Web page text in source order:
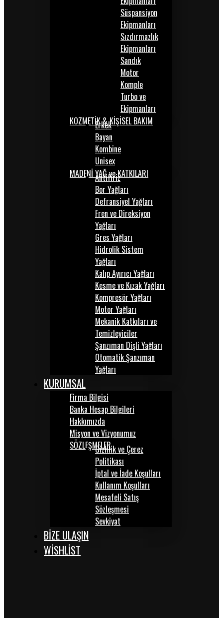
Süspansiyon
Ekipmanları
Sızdırmazlık
Ekipmanları
Sandık
Motor
Komple
Turbo ve
Ekipmanları
KOZMETİK & KİŞİSEL BAKIM
Erkek
Bayan
Kombine
Unisex
MADENİ YAĞ ve KATKILARI
Antifiriz
Bor Yağları
Defransiyel Yağları
Fren ve Direksiyon
Yağları
Gres Yağları
Hidrolik Sistem
Yağları
Kalıp Ayırıcı Yağları
Kesme ve Kızak Yağları
Kompresör Yağları
Motor Yağları
Mekanik Katkıları ve
Temizleyiciler
Şanzıman Dişli Yağları
Otomatik Şanzıman
Yağları
KURUMSAL
Firma Bilgisi
Banka Hesap Bilgileri
Hakkımızda
Misyon ve Vizyonumuz
SÖZLEŞMELERGizlilik ve Çerez
Politikası
İptal ve İade Koşulları
Kullanım Koşulları
Mesafeli Satış
Sözleşmesi
Sevkiyat
BİZE ULAŞIN
WISHLIST